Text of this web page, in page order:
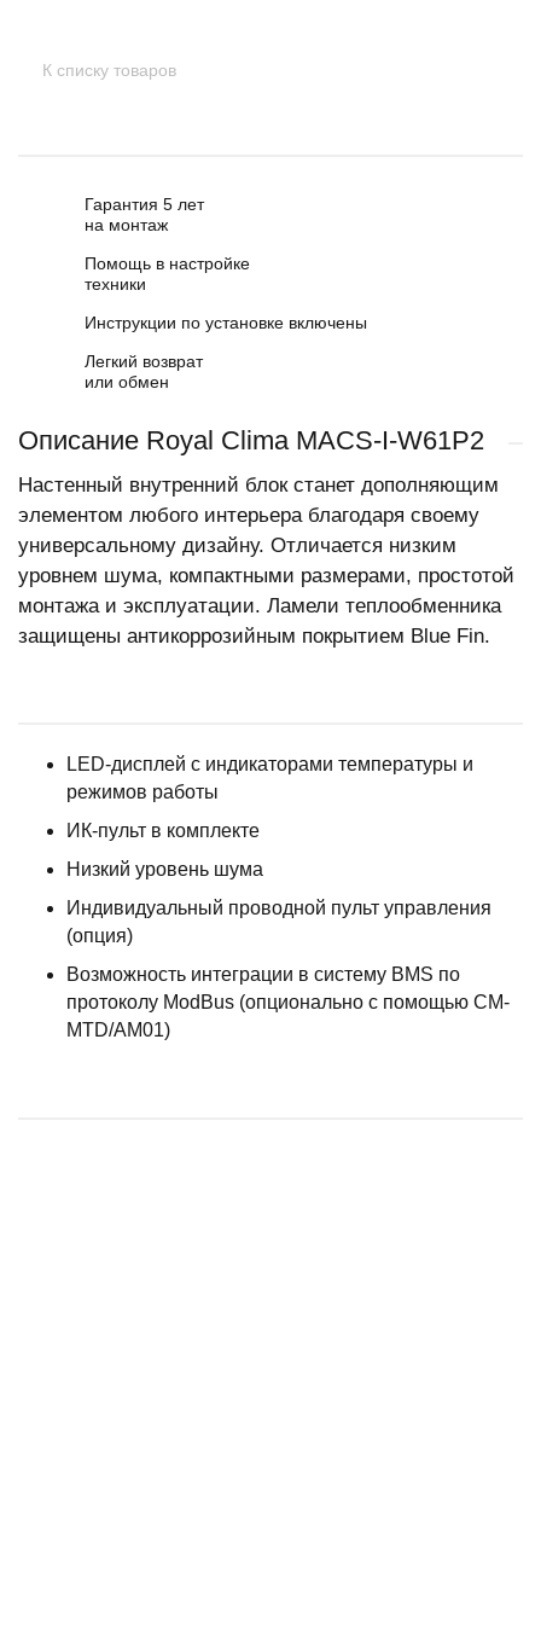
К списку товаров
Гарантия 5 лет
на монтаж
Помощь в настройке
техники
Инструкции по установке включены
Легкий возврат
или обмен
Описание Royal Clima MACS-I-W61P2
Настенный внутренний блок станет дополняющим
элементом любого интерьера благодаря своему
универсальному дизайну. Отличается низким
уровнем шума, компактными размерами, простотой
монтажа и эксплуатации. Ламели теплообменника
защищены антикоррозийным покрытием Blue Fin.
LED-дисплей с индикаторами температуры и
режимов работы
ИК-пульт в комплекте
Низкий уровень шума
Индивидуальный проводной пульт управления
(опция)
Возможность интеграции в систему BMS по
протоколу ModBus (опционально с помощью CM-
MTD/AM01)